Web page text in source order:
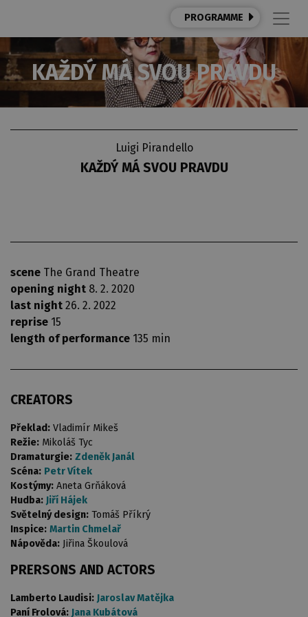
PROGRAMME
KAŽDÝ MÁ SVOU PRAVDU
Luigi Pirandello
KAŽDÝ MÁ SVOU PRAVDU
scene The Grand Theatre
opening night 8. 2. 2020
last night 26. 2. 2022
reprise 15
length of performance 135 min
CREATORS
Překlad: Vladimír Mikeš
Režie: Mikoláš Tyc
Dramaturgie: Zdeněk Janál
Scéna: Petr Vítek
Kostýmy: Aneta Grňáková
Hudba: Jiří Hájek
Světelný design: Tomáš Příkrý
Inspice: Martin Chmelař
Nápověda: Jiřina Škoulová
PRERSONS AND ACTORS
Lamberto Laudisi: Jaroslav Matějka
Paní Frolová: Jana Kubátová